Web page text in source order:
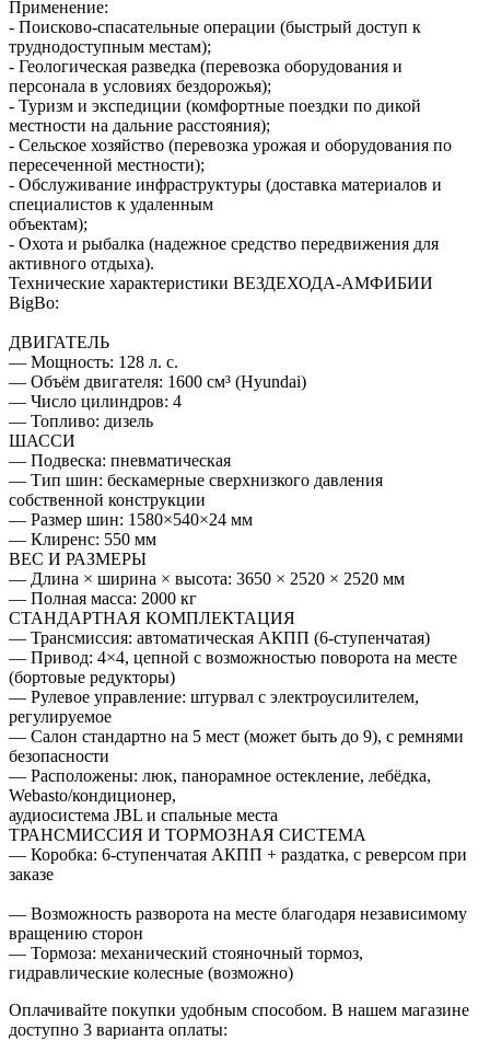
Применение:
- Поисково-спасательные операции (быстрый доступ к
труднодоступным местам);
- Геологическая разведка (перевозка оборудования и
персонала в условиях бездорожья);
- Туризм и экспедиции (комфортные поездки по дикой
местности на дальние расстояния);
- Сельское хозяйство (перевозка урожая и оборудования по
пересеченной местности);
- Обслуживание инфраструктуры (доставка материалов и
специалистов к удаленным
объектам);
- Охота и рыбалка (надежное средство передвижения для
активного отдыха).
Технические характеристики ВЕЗДЕХОДА-АМФИБИИ
BigBo:
ДВИГАТЕЛЬ
— Мощность: 128 л. с.
— Объём двигателя: 1600 см³ (Hyundai)
— Число цилиндров: 4
— Топливо: дизель
ШАССИ
— Подвеска: пневматическая
— Тип шин: бескамерные сверхнизкого давления
собственной конструкции
— Размер шин: 1580×540×24 мм
— Клиренс: 550 мм
ВЕС И РАЗМЕРЫ
— Длина × ширина × высота: 3650 × 2520 × 2520 мм
— Полная масса: 2000 кг
СТАНДАРТНАЯ КОМПЛЕКТАЦИЯ
— Трансмиссия: автоматическая АКПП (6-ступенчатая)
— Привод: 4×4, цепной с возможностью поворота на месте
(бортовые редукторы)
— Рулевое управление: штурвал с электроусилителем,
регулируемое
— Салон стандартно на 5 мест (может быть до 9), с ремнями
безопасности
— Расположены: люк, панорамное остекление, лебёдка,
Webasto/кондиционер,
аудиосистема JBL и спальные места
ТРАНСМИССИЯ И ТОРМОЗНАЯ СИСТЕМА
— Коробка: 6-ступенчатая АКПП + раздатка, с реверсом при
заказе
— Возможность разворота на месте благодаря независимому
вращению сторон
— Тормоза: механический стояночный тормоз,
гидравлические колесные (возможно)
Оплачивайте покупки удобным способом. В нашем магазине
доступно 3 варианта оплаты: